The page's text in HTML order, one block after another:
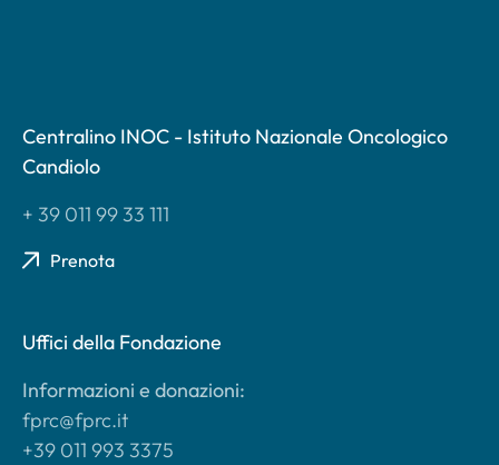
Centralino INOC - Istituto Nazionale Oncologico
Candiolo
+ 39 011 99 33 111
Prenota
Uffici della Fondazione
Informazioni e donazioni:
fprc@fprc.it
+39 011 993 3375